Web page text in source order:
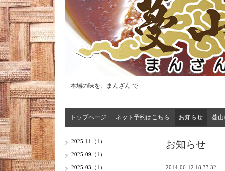
本場の味を、まんざん で
トップページ ネット予約はこちら お知らせ 蔓
お知らせ
2014-06-12 18:33:32
2025-11（1）
2025-09（1）
2025-03（1）